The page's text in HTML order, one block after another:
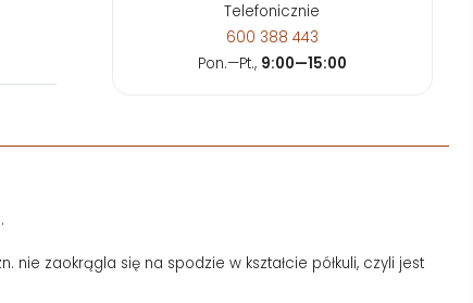
Telefonicznie
600 388 443
Pon.—Pt., 9:00—15:00
nie zaokrągla się na spodzie w kształcie półkuli, czyli jest